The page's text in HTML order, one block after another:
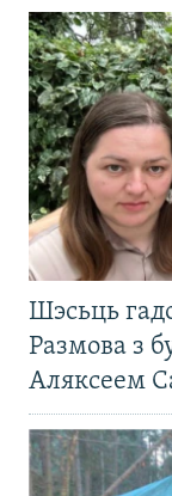
Шэсьць
Размова з
Аляксеем